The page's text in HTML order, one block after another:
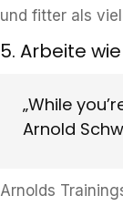
und fitter als
5. Arbeite
„While
Arnold
Arnolds